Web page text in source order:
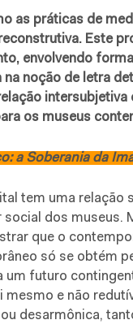
as práticas de
Este
envolvendo
noção de letra
os museus
a Soberania da
tem uma relação
dos museus.
que o
só se obtém
um futuro
e não
desarmônica,